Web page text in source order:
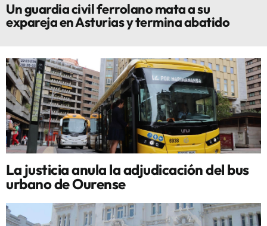
Un guardia civil ferrolano mata a su
expareja en Asturias y termina abatido
La justicia anula la adjudicación del bus
urbano de Ourense